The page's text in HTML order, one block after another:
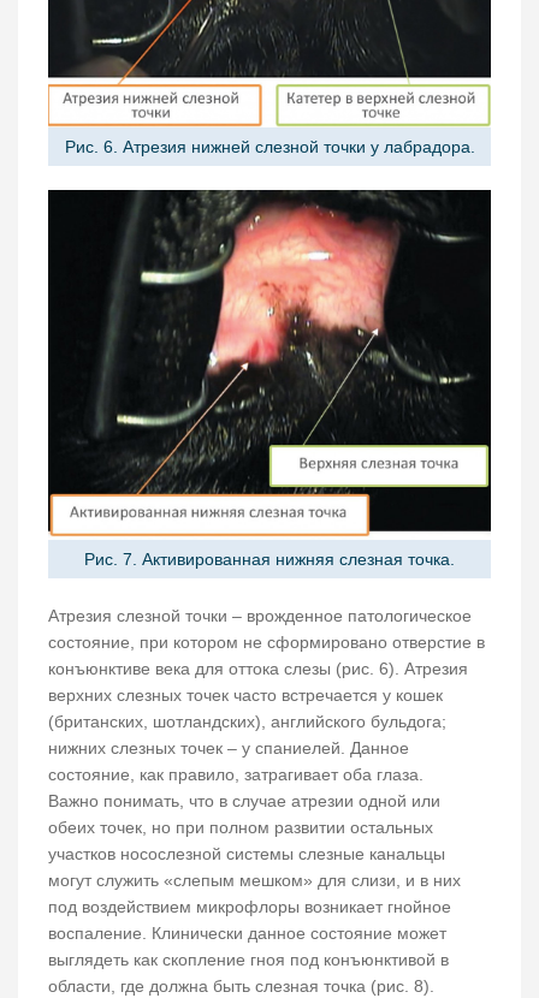
Рис. 6. Атрезия нижней слезной точки у лабрадора.
Рис. 7. Активированная нижняя слезная точка.
Атрезия слезной точки – врожденное патологическое
состояние, при котором не сформировано отверстие в
конъюнктиве века для оттока слезы (рис. 6). Атрезия
верхних слезных точек часто встречается у кошек
(британских, шотландских), английского бульдога;
нижних слезных точек – у спаниелей. Данное
состояние, как правило, затрагивает оба глаза.
Важно понимать, что в случае атрезии одной или
обеих точек, но при полном развитии остальных
участков носослезной системы слезные канальцы
могут служить «слепым мешком» для слизи, и в них
под воздействием микрофлоры возникает гнойное
воспаление. Клинически данное состояние может
выглядеть как скопление гноя под конъюнктивой в
области, где должна быть слезная точка (рис. 8).